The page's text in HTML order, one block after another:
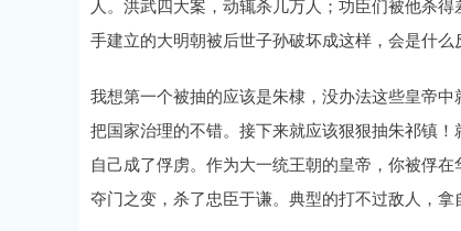
人。洪武四大案，动辄杀几万人；功臣们被他杀
手建立的大明朝被后世子孙破坏成这样，会是什么
我想第一个被抽的应该是朱棣，没办法这些皇帝
把国家治理的不错。接下来就应该狠狠抽朱祁镇
自己成了俘虏。作为大一统王朝的皇帝，你被俘
夺门之变，杀了忠臣于谦。典型的打不过敌人，拿